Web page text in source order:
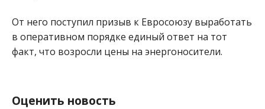
От него поступил призыв к Евросоюзу выработать
в оперативном порядке единый ответ на тот
факт, что возросли цены на энергоносители.
Оценить новость